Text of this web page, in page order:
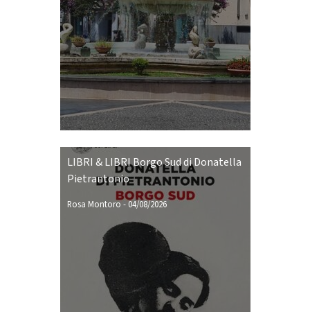
LIBRI & LIBRI Borgo Sud di Donatella
Pietrantonio
Rosa Montoro-04/08/2026